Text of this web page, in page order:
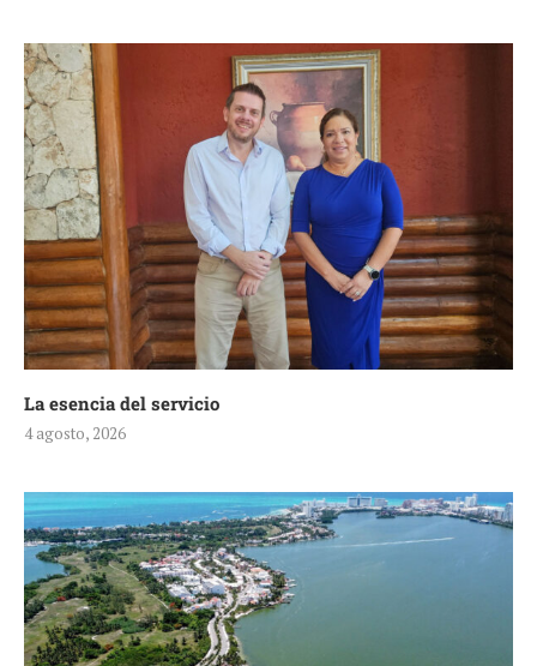
La esencia del servicio
4 agosto, 2026